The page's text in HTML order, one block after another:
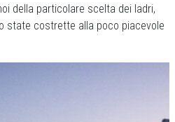
della particolare scelta dei ladri,
state costrette alla poco piacevole